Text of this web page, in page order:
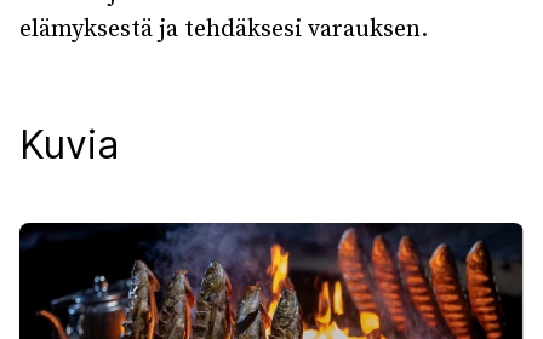
elämyksestä ja tehdäksesi varauksen.
Kuvia